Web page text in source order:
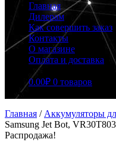
Главная
Дилерам
Как совершить заказ
Контакты
О магазине
Оплата и доставка
0.00₽ 0 товаров
Главная / Аккумуляторы
Samsung Jet Bot,
Распродажа!